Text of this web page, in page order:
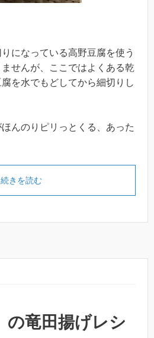
になっている高野豆腐を使う
せんが、ここではよくある乾
を水でもどしてから細切りし
んのりピリっとくる、あった
続きを読む
の竜田揚げレシ